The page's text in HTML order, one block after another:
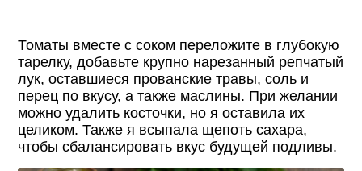
Томаты вместе с соком переложите в глубокую
тарелку, добавьте крупно нарезанный репчатый
лук, оставшиеся прованские травы, соль и
перец по вкусу, а также маслины. При желании
можно удалить косточки, но я оставила их
целиком. Также я всыпала щепоть сахара,
чтобы сбалансировать вкус будущей подливы.